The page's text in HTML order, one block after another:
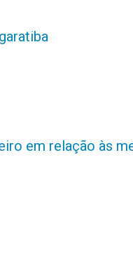
em relação às